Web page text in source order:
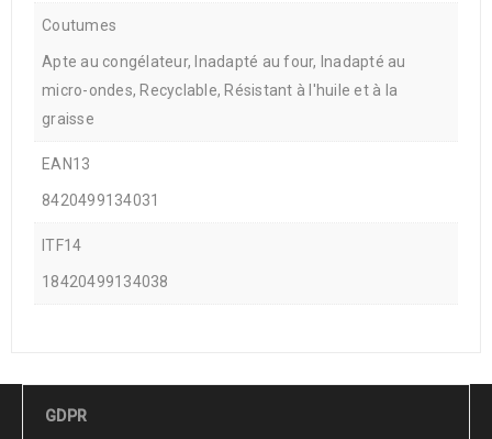
Coutumes
Apte au congélateur, Inadapté au four, Inadapté au
micro-ondes, Recyclable, Résistant à l'huile et à la
graisse
EAN13
8420499134031
ITF14
18420499134038
GDPR